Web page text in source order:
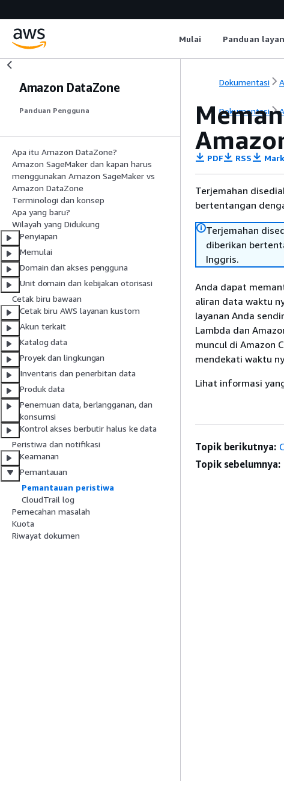
Mulai Panduan
Amazon DataZone
Panduan Pengguna
Apa itu Amazon DataZone?
Amazon SageMaker dan kapan harus
menggunakan Amazon SageMaker vs
Amazon DataZone
Terminologi dan konsep
Apa yang baru?
Wilayah yang Didukung
Penyiapan
Memulai
Domain dan akses pengguna
Unit domain dan kebijakan otorisasi
Cetak biru bawaan
Cetak biru AWS layanan kustom
Akun terkait
Katalog data
Proyek dan lingkungan
Inventaris dan penerbitan data
Produk data
Penemuan data, berlangganan, dan
konsumsi
Kontrol akses berbutir halus ke data
Peristiwa dan notifikasi
Keamanan
Pemantauan
Pemantauan peristiwa
CloudTrail log
Pemecahan masalah
Kuota
Riwayat dokumen
Dokumentasi
Dokumentasi
PDF RSS
Terjemahan
bertentangan
Terjemahan
diberikan
Inggris.
Anda dapat
aliran data waktu
layanan Anda
Lambda dan
muncul di Amazon
mendekati waktu
Lihat informasi
Topik berikutnya:
Topik sebelumnya: